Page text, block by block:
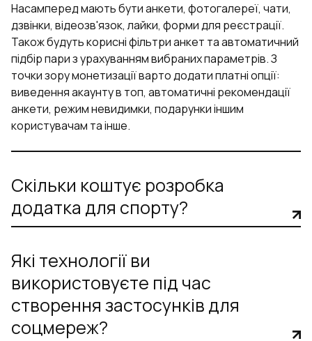
Насамперед мають бути анкети, фотогалереї, чати,
дзвінки, відеозв'язок, лайки, форми для реєстрації.
Також будуть корисні фільтри анкет та автоматичний
підбір пари з урахуванням вибраних параметрів. З
точки зору монетизації варто додати платні опції:
виведення акаунту в топ, автоматичні рекомендації
анкети, режим невидимки, подарунки іншим
користувачам та інше.
Скільки коштує розробка
додатка для спорту?
Які технології ви
використовуєте під час
створення застосунків для
соцмереж?